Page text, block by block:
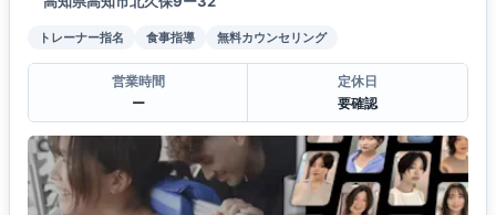
トレーナー指名 食事指導 無料カウンセリング
営業時間
ー
定休日
要確認